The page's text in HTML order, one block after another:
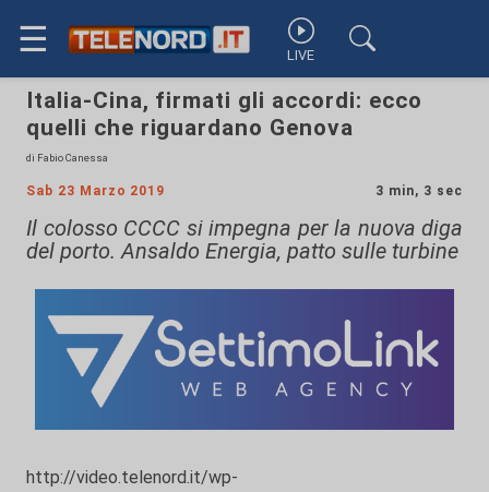
☰ LIVE
Italia-Cina, firmati gli accordi: ecco
quelli che riguardano Genova
di Fabio Canessa
Sab 23 Marzo 2019 3 min, 3 sec
Il colosso CCCC si impegna per la nuova diga
del porto. Ansaldo Energia, patto sulle turbine
http://video.telenord.it/wp-